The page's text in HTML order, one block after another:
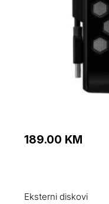
189.00 KM
Eksterni diskovi